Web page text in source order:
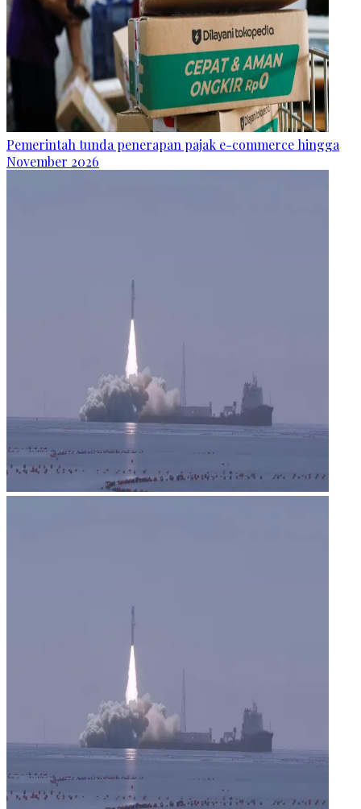
Pemerintah tunda penerapan pajak e-commerce hingga
November 2026